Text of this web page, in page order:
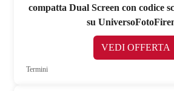
compatta Dual Screen con codice
su
VEDI OFFERTA
Termini